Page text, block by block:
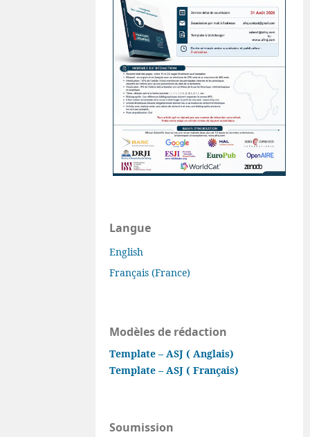
Langue
English
Français (France)
Modèles de rédaction
Template – ASJ ( Anglais)
Template – ASJ ( Français)
Soumission